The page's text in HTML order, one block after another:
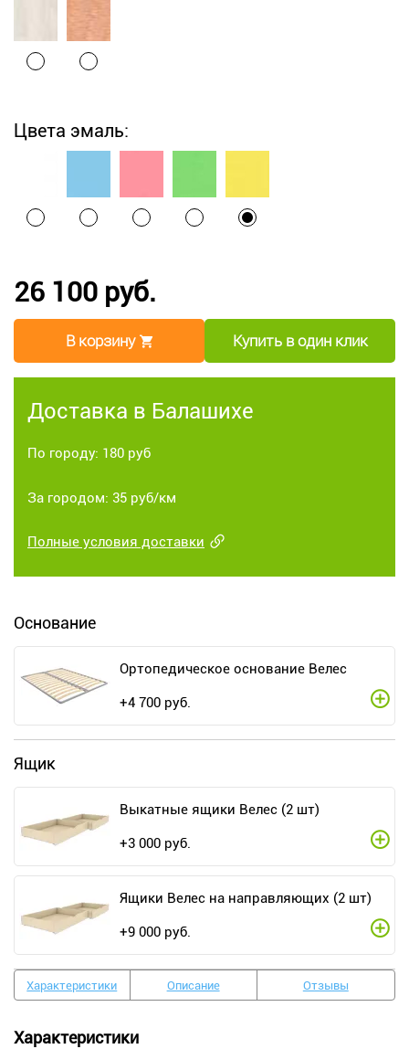
Цвета эмаль:
26 100 руб.
В корзину Купить в один клик
Доставка в Балашихе
По городу: 180 руб
За городом: 35 руб/км
Полные условия доставки
Основание
Ортопедическое основание Велес
+4 700 руб.
Ящик
Выкатные ящики Велес (2 шт)
+3 000 руб.
Ящики Велес на направляющих (2 шт)
+9 000 руб.
Характеристики Описание Отзывы
Характеристики